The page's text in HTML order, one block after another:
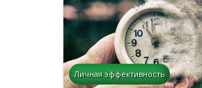
Личная эффективность